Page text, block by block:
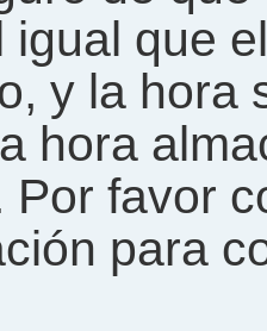
igual que
y la hora
hora
Por favor
para